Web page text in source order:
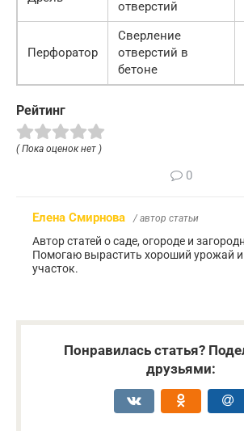
отверстий
Перфоратор
Сверление
отверстий в
бетоне
Рейтинг
( Пока оценок нет )
0
Елена Смирнова / автор статьи
Автор статей о саде, огороде и
Помогаю вырастить хороший урожай и
участок.
Понравилась статья?
друзьями: